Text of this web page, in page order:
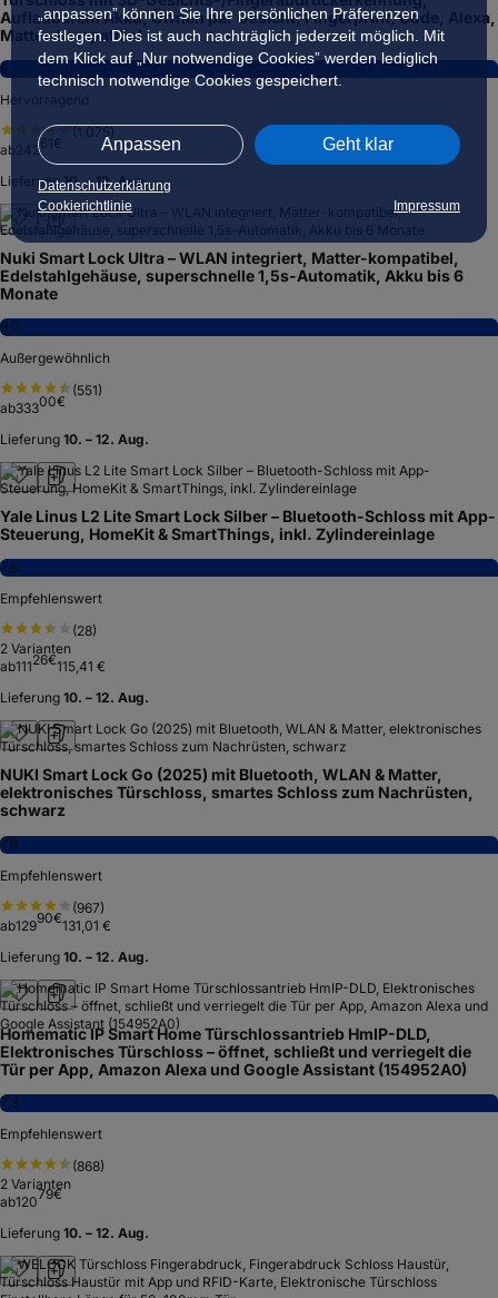
„anpassen” können Sie Ihre persönlichen Präferenzen
festlegen. Dies ist auch nachträglich jederzeit möglich. Mit
dem Klick auf „Nur notwendige Cookies” werden lediglich
technisch notwendige Cookies gespeichert.
Anpassen Geht klar
Datenschutzerklärung
Cookierichtlinie
Impressum
Aufladbarem Akku, Öffnen per Gesicht, Fingerprint, Code, Alexa,
Matter-kompatibel
8,1
Hervorragend
ab
24261
Lieferung 10. – 12. Aug.
Nuki Smart Lock Ultra – WLAN integriert, Matter-kompatibel,
Edelstahlgehäuse, superschnelle 1,5s-Automatik, Akku bis 6
Monate
9,0
Außergewöhnlich
(551)
ab33300€
Lieferung 10. – 12. Aug.
Yale Linus L2 Lite Smart Lock Silber – Bluetooth-Schloss mit App-
Steuerung, HomeKit & SmartThings, inkl. Zylindereinlage
7,8
Empfehlenswert
(28)
2 Varianten
ab11126€115,41 €
Lieferung 10. – 12. Aug.
NUKI Smart Lock Go (2025) mit Bluetooth, WLAN & Matter,
elektronisches Türschloss, smartes Schloss zum Nachrüsten,
schwarz
7,9
Empfehlenswert
(967)
ab12990€131,01 €
Lieferung 10. – 12. Aug.
Homematic IP Smart Home Türschlossantrieb HmIP-DLD,
Elektronisches Türschloss – öffnet, schließt und verriegelt die
Tür per App, Amazon Alexa und Google Assistant (154952A0)
7,3
Empfehlenswert
(868)
2 Varianten
ab12079€
Lieferung 10. – 12. Aug.